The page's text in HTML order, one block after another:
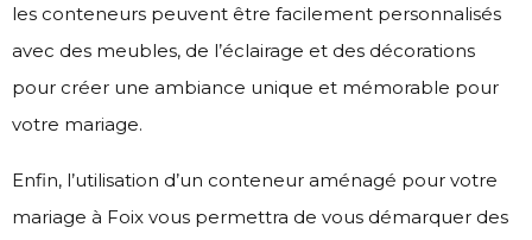
les conteneurs peuvent être facilement personnalisés
avec des meubles, de l’éclairage et des décorations
pour créer une ambiance unique et mémorable pour
votre mariage.
Enfin, l’utilisation d’un conteneur aménagé pour votre
mariage à Foix vous permettra de vous démarquer des